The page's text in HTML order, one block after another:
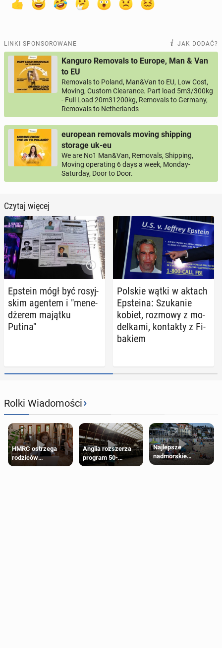
LINKI SPONSOROWANE JAK DODAĆ?
Kanguro Removals to Europe, Man & Van
to EU
Removals to Poland, Man&Van to EU, Low Cost,
Moving, Custom Clearance. Part load 5m3/300kg
- Full Load 20m31200kg, Removals to Germany,
Removals to Netherlands
european removals moving shipping
storage uk-eu
We are No1 Man&Van, Removals, Shipping,
Moving operating 6 days a week, Monday-
Saturday, Door to Door.
Czytaj więcej
Epstein mógł być ro­syj­
skim agentem i "me­ne­
dże­rem majątku
Putina"
Polskie wątki w aktach
Ep­ste­ina: Szu­ka­nie
kobiet, rozmowy z mo­
del­ka­mi, kon­tak­ty z Fi­
ba­kiem
Rolki Wiadomości›
HMRC ostrzega
rodziców
pobierających Child
Anglia rozszerza
program 50-
procentowych
Najlepsze
nadmorskie
miasteczko blisko